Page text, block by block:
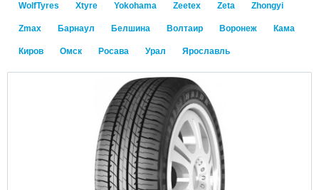
WolfTyres Xtyre Yokohama Zeetex Zeta Zhongyi
Zmax Барнаул Белшина Волтаир Воронеж Кама
Киров Омск Росава Урал Ярославль